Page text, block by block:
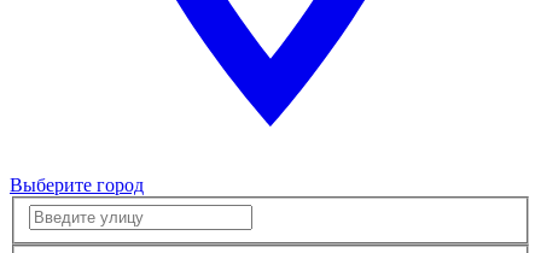
Выберите город